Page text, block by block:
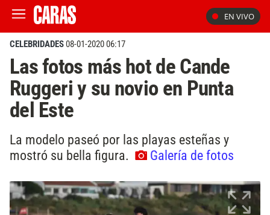
EN VIVO
CELEBRIDADES08-01-2020 06:17
Las fotos más hot de Cande
Ruggeri y su novio en Punta
del Este
La modelo paseó por las playas esteñas y
mostró su bella figura.
Galería de fotos